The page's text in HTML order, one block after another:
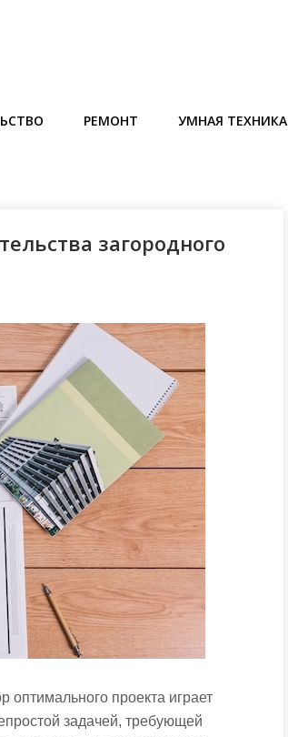
РЕМОНТ УМНАЯ ТЕХНИКА
загородного
оптимального проекта играет
задачей, требующей